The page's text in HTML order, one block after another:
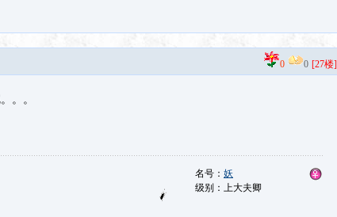
0 0 [27楼]
。。
名号： 妖
级别：上大夫卿